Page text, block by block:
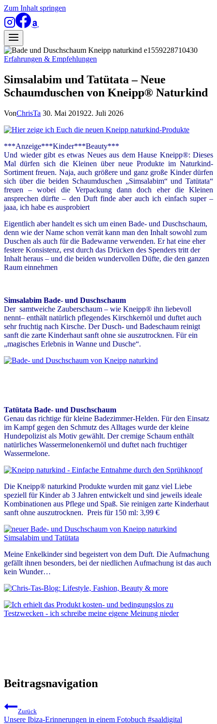
Zum Inhalt springen
Erfahrungen & Empfehlungen
Simsalabim und Tatütata – Neue
Schaumduschen von Kneipp® Naturkind
VonChrisTa 30. Mai 201922. Juli 2026
***Anzeige***Kinder***Beauty***
Und wieder gibt es etwas Neues aus dem Hause Kneipp®: Dieses
Mal dürfen sich die Kleinen über neue Produkte im Naturkind-
Sortiment freuen. Naja, auch größere und ganz große Kinder dürfen
sich über die beiden Schaumduschen „Simsalabim“ und Tatütata“
freuen – wobei die Verpackung dann doch eher die Kleinen
ansprechen dürfte – den Duft finde aber auch ich einfach super –
jaaa, ich habe es ausprobiert
Eigentlich aber handelt es sich um einen Bade- und Duschschaum,
denn wie der Name schon verrät kann man den Inhalt sowohl zum
Duschen als auch für die Badewanne verwenden. Er hat eine eher
festere Konsistenz, erst durch das Drücken des Spenders tritt der
Inhalt heraus – und die beiden wundervollen Düfte, die den ganzen
Raum einnehmen
Simsalabim Bade- und Duschschaum
Der samtweiche Zauberschaum – wie Kneipp® ihn liebevoll
nennt– enthält natürlich pflegendes Kirschkernöl und duftet auch
sehr fruchtig nach Kirsche. Der Dusch- und Badeschaum reinigt
sanft die zarte Kinderhaut sanft ohne sie auszutrocknen. Für ein
„magisches Erlebnis in Wanne und Dusche“.
Tatütata Bade- und Duschschaum
Genau das richtige für kleine Badezimmer-Helden. Für den Einsatz
im Kampf gegen den Schmutz des Alltages wurde der kleine
Hundepolizist als Motiv gewählt. Der cremige Schaum enthält
natürliches Wassermelonenkernöl und duftet nach fruchtiger
Wassermelone.
Die Kneipp® naturkind Produkte wurden mit ganz viel Liebe
speziell für Kinder ab 3 Jahren entwickelt und sind jeweils ideale
Kombinationen aus Pflege und Spaß. Sie reinigen zarte Kinderhaut
sanft ohne auszutrocknen. Preis für 150 ml: 3,99 €
Meine Enkelkinder sind begeistert von dem Duft. Die Aufmachung
gefällt ihnen besonders, bei der niedlichen Aufmachung ist das auch
kein Wunder…
Beitragsnavigation
Zurück
Unsere Ibiza-Erinnerungen in einem Fotobuch #saaldigital